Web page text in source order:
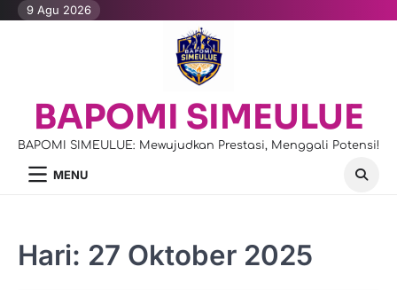
Skip9 Agu 2026
BAPOMI SIMEULUE
BAPOMI SIMEULUE: Mewujudkan Prestasi, Menggali Potensi!
MENU
Hari: 27 Oktober 2025